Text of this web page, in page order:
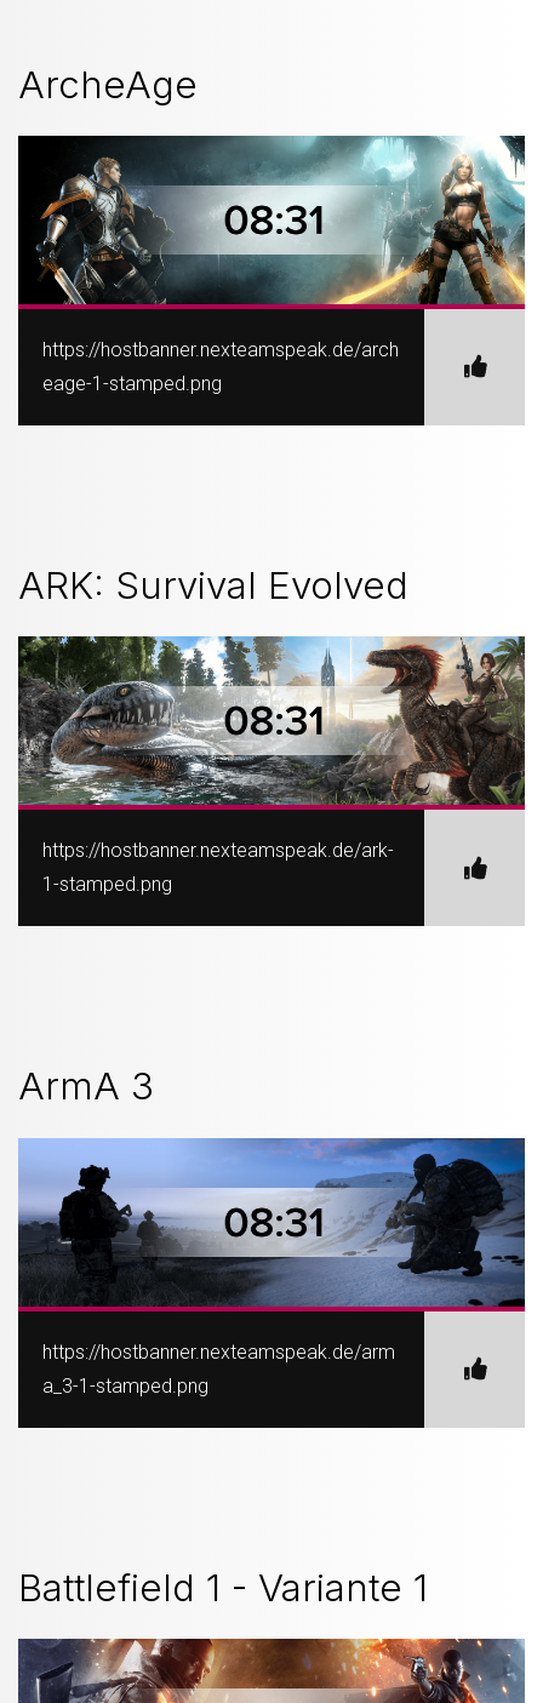
ArcheAge
https://hostbanner.nexteamspeak.de/arch
eage-1-stamped.png
ARK: Survival Evolved
https://hostbanner.nexteamspeak.de/ark-
1-stamped.png
ArmA 3
https://hostbanner.nexteamspeak.de/arm
a_3-1-stamped.png
Battlefield 1 - Variante 1